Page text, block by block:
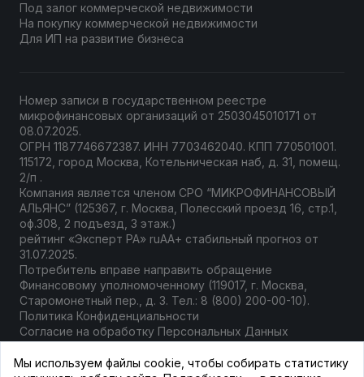
Мы используем файлы cookie, чтобы собирать статистику
Под залог коммерческой недвижимости
На покупку коммерческой недвижимости
Для ИП на развитие бизнеса
Номер записи в государственном реестре
микрофинансовых организаций от 2503045010171 от
08.07.2025.
ОГРН 1187746672387. ИНН 7703462040. КПП 770501001.
115172, город Москва, Котельническая наб, д. 31, помещ.
2/п .
Компания является членом СРО “МИКРОФИНАНСОВЫЙ
АЛЬЯНС” (125367, г. Москва, Полесский проезд 16, стр.1,
оф.308, 2 подъезд, 3 этаж.)
рейтинг «Эксперт РА» ruAА+ стабильный прогноз от
31.07.2025.
Потребитель вправе направить обращение
Финансовому уполномоченному (119017, г. Москва,
Старомонетный пер., д. 3. Тел.: 8 (800) 200-00-10).
Политика Конфиденциальности
Согласие на обработку Персональных Данных
Документы компании